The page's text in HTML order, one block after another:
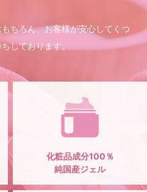
ちろん、お客様が安心してくつ
しております。
化粧品成分100％
純国産ジェル